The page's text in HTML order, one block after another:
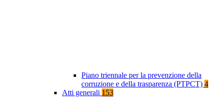
Piano triennale per la prevenzione della
corruzione e della trasparenza (PTPCT) 4
Atti generali 153